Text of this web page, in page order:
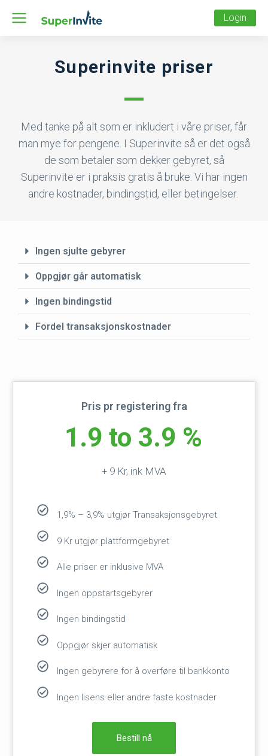
Login
Superinvite priser
Med tanke på alt som er inkludert i våre priser, får
man mye for pengene. I Superinvite så er det også
de som betaler som dekker gebyret, så
Superinvite er i praksis gratis å bruke. Vi har ingen
andre kostnader, bindingstid, eller betingelser.
Ingen sjulte gebyrer
Oppgjør går automatisk
Ingen bindingstid
Fordel transaksjonskostnader
Pris pr registering fra
1.9 to 3.9 %
+ 9 Kr, ink MVA
1,9% – 3,9% utgjør Transaksjonsgebyret
9 Kr utgjør plattformgebyret
Alle priser er inklusive MVA
Ingen oppstartsgebyrer
Ingen bindingstid
Oppgjør skjer automatisk
Ingen gebyrere for å overføre til bankkonto
Ingen lisens eller andre faste kostnader
Bestill nå